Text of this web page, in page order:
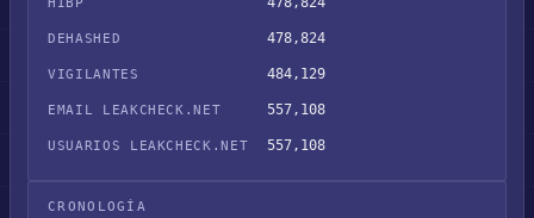
DEHASHED 478,824
VIGILANTES 484,129
EMAIL LEAKCHECK.NET 557,108
USUARIOS LEAKCHECK.NET 557,108
CRONOLOGÍA